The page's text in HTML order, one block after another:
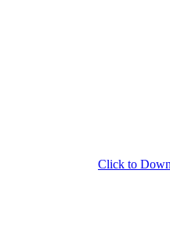
Click to Download